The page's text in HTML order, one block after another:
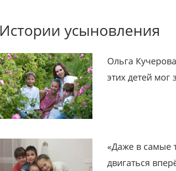
Истории усыновления
Ольга
этих детей мог
«Даже в самые
двигаться